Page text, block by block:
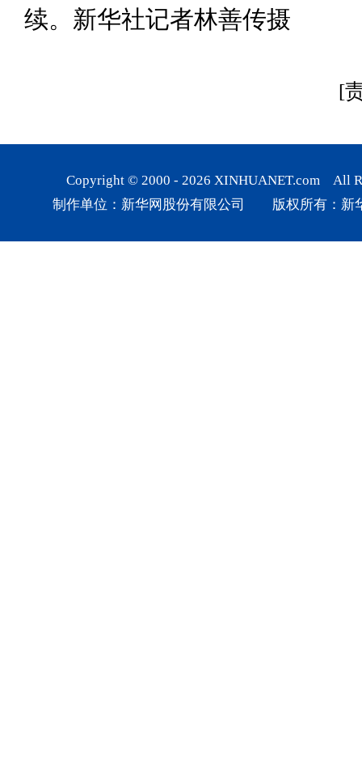
续。新华社记者林善传摄
[
Copyright © 2000 - 2026 XINHUANET.com All
制作单位：新华网股份有限公司 版权所有：新